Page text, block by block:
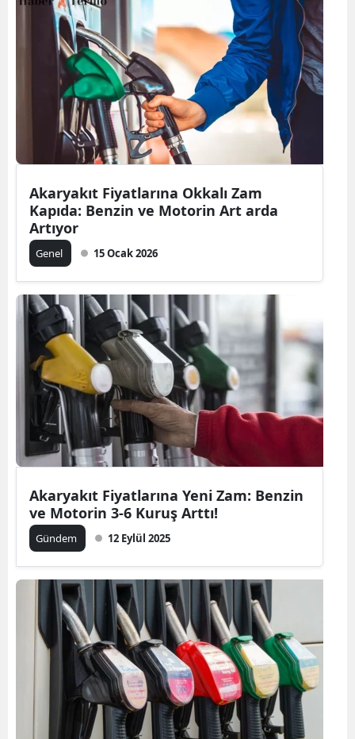
Akaryakıt Fiyatlarına Okkalı Zam
Kapıda: Benzin ve Motorin Art arda
Artıyor
Genel 15 Ocak 2026
Akaryakıt Fiyatlarına Yeni Zam: Benzin
ve Motorin 3-6 Kuruş Arttı!
Gündem 12 Eylül 2025